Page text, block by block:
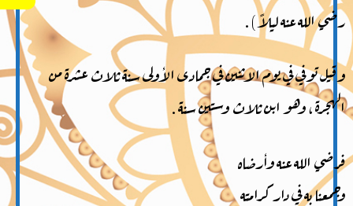
رضي الله عنه ليلاً ) .
وقيل توفي في يوم الاثنين في جمادى الأولى سنة ثلاث عشرة من
الهجرة ، وهو ابن ثلاث وستين سنة .
فرضي الله عنه وأرضاه
وجمعنا به في دار كرامته